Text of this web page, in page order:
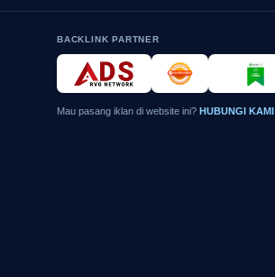
BACKLINK PARTNER
Mau pasang iklan di website ini? HUBUNGI KAMI